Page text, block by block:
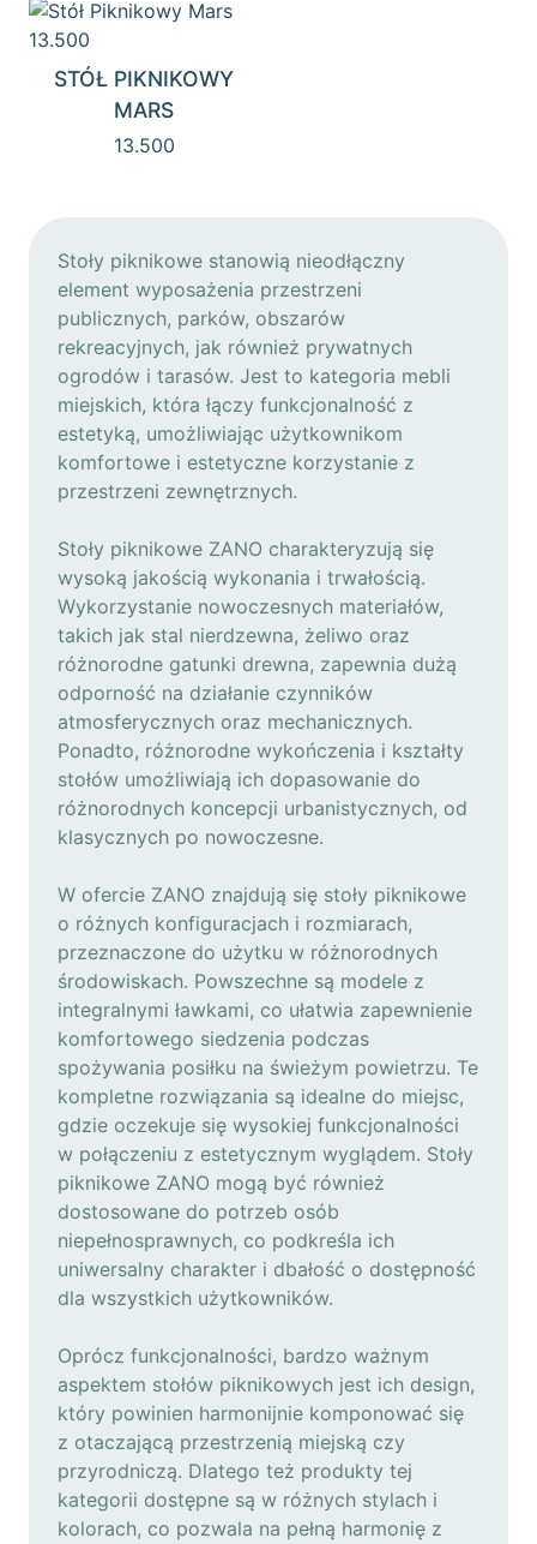
STÓŁ PIKNIKOWY
MARS
13.500
Stoły piknikowe stanowią nieodłączny
element wyposażenia przestrzeni
publicznych, parków, obszarów
rekreacyjnych, jak również prywatnych
ogrodów i tarasów. Jest to kategoria mebli
miejskich, która łączy funkcjonalność z
estetyką, umożliwiając użytkownikom
komfortowe i estetyczne korzystanie z
przestrzeni zewnętrznych.
Stoły piknikowe ZANO charakteryzują się
wysoką jakością wykonania i trwałością.
Wykorzystanie nowoczesnych materiałów,
takich jak stal nierdzewna, żeliwo oraz
różnorodne gatunki drewna, zapewnia dużą
odporność na działanie czynników
atmosferycznych oraz mechanicznych.
Ponadto, różnorodne wykończenia i kształty
stołów umożliwiają ich dopasowanie do
różnorodnych koncepcji urbanistycznych, od
klasycznych po nowoczesne.
W ofercie ZANO znajdują się stoły piknikowe
o różnych konfiguracjach i rozmiarach,
przeznaczone do użytku w różnorodnych
środowiskach. Powszechne są modele z
integralnymi ławkami, co ułatwia zapewnienie
komfortowego siedzenia podczas
spożywania posiłku na świeżym powietrzu. Te
kompletne rozwiązania są idealne do miejsc,
gdzie oczekuje się wysokiej funkcjonalności
w połączeniu z estetycznym wyglądem. Stoły
piknikowe ZANO mogą być również
dostosowane do potrzeb osób
niepełnosprawnych, co podkreśla ich
uniwersalny charakter i dbałość o dostępność
dla wszystkich użytkowników.
Oprócz funkcjonalności, bardzo ważnym
aspektem stołów piknikowych jest ich design,
który powinien harmonijnie komponować się
z otaczającą przestrzenią miejską czy
przyrodniczą. Dlatego też produkty tej
kategorii dostępne są w różnych stylach i
kolorach, co pozwala na pełną harmonię z